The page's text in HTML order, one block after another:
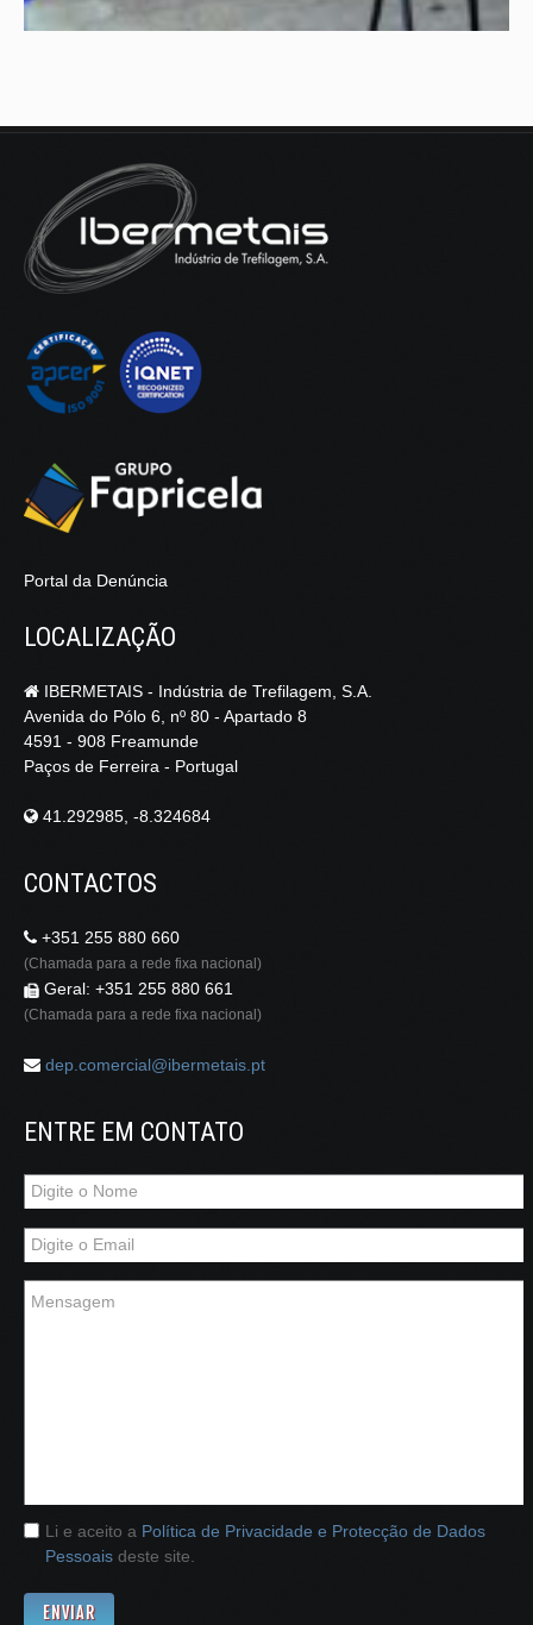
Portal da Denúncia
LOCALIZAÇÃO
IBERMETAIS - Indústria de Trefilagem, S.A.
Avenida do Pólo 6, nº 80 - Apartado 8
4591 - 908 Freamunde
Paços de Ferreira - Portugal
41.292985, -8.324684
CONTACTOS
+351 255 880 660
(Chamada para a rede fixa nacional)
Geral: +351 255 880 661
(Chamada para a rede fixa nacional)
dep.comercial@ibermetais.pt
ENTRE EM CONTATO
Li e aceito a Política de Privacidade e Protecção de Dados
Pessoais deste site.